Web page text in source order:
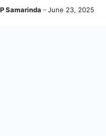
Samarinda June 23, 2025